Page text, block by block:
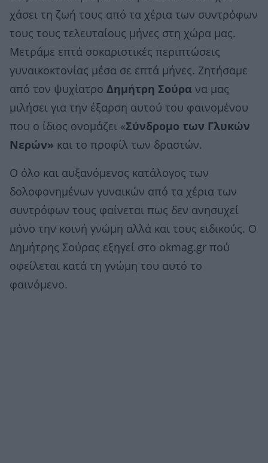
χάσει τη ζωή τους από τα χέρια των συντρόφων
τους τους τελευταίους μήνες στη χώρα μας.
Μετράμε επτά σοκαριστικές περιπτώσεις
γυναικοκτονίας μέσα σε επτά μήνες. Ζητήσαμε
από τον ψυχίατρο Δημήτρη Σούρα να μας
μιλήσει για την έξαρση αυτού του φαινομένου
που ο ίδιος ονομάζει «Σύνδρομο των Γλυκών
Νερών» και το προφίλ των δραστών.
Ο όλο και αυξανόμενος κατάλογος των
δολοφονημένων γυναικών από τα χέρια των
συντρόφων τους φαίνεται πως δεν ανησυχεί
μόνο την κοινή γνώμη αλλά και τους ειδικούς. Ο
Δημήτρης Σούρας εξηγεί στο okmag.gr πού
οφείλεται κατά τη γνώμη του αυτό το
φαινόμενο.